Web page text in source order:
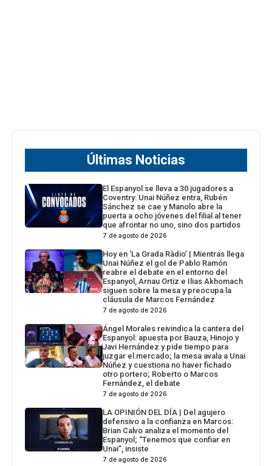
Últimas Noticias
El Espanyol se lleva a 30 jugadores a
Coventry: Unai Núñez entra, Rubén
Sánchez se cae y Manolo abre la
puerta a ocho jóvenes del filial al tener
que afrontar no uno, sino dos partidos
7 de agosto de 2026
Hoy en ‘La Grada Ràdio’ | Mientras llega
Unai Núñez el gol de Pablo Ramón
reabre el debate en el entorno del
Espanyol, Arnau Ortiz e Ilias Akhomach
siguen sobre la mesa y preocupa la
cláusula de Marcos Fernández
7 de agosto de 2026
Ángel Morales reivindica la cantera del
Espanyol: apuesta por Bauza, Hinojo y
Javi Hernández y pide tiempo para
juzgar el mercado; la mesa avala a Unai
Núñez y cuestiona no haver fichado
otro portero; Roberto o Marcos
Fernández, el debate
7 de agosto de 2026
LA OPINIÓN DEL DÍA | Del agujero
defensivo a la confianza en Marcos:
Brian Calvo analiza el momento del
Espanyol; “Tenemos que confiar en
Unai”, insiste
7 de agosto de 2026